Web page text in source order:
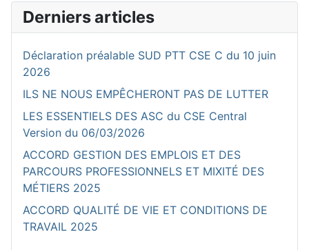
Derniers articles
Déclaration préalable SUD PTT CSE C du 10 juin
2026
ILS NE NOUS EMPÊCHERONT PAS DE LUTTER
LES ESSENTIELS DES ASC du CSE Central
Version du 06/03/2026
ACCORD GESTION DES EMPLOIS ET DES
PARCOURS PROFESSIONNELS ET MIXITÉ DES
MÉTIERS 2025
ACCORD QUALITÉ DE VIE ET CONDITIONS DE
TRAVAIL 2025